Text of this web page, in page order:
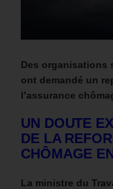
Des organisations
ont demandé un
l’assurance
UN DOUTE
DE LA
CHÔMAGE
La ministre du